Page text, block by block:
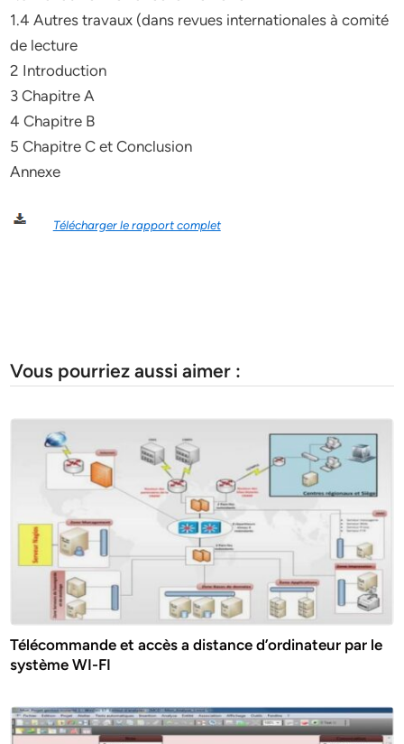
1.4 Autres travaux (dans revues internationales à comité
de lecture
2 Introduction
3 Chapitre A
4 Chapitre B
5 Chapitre C et Conclusion
Annexe
Télécharger le rapport complet
Vous pourriez aussi aimer :
Télécommande et accès a distance d’ordinateur par le
système WI-FI